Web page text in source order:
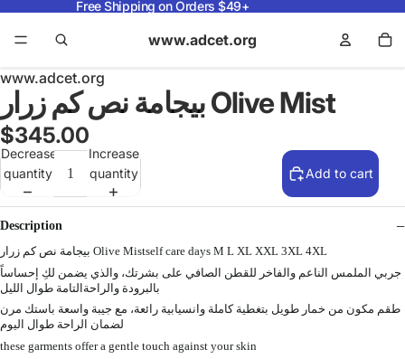
Free Shipping on Orders $49+
www.adcet.org
www.adcet.org
بيجامة نص كم زرار Olive Mist
$345.00
Decrease
quantity
Increase
quantity
Add to cart
Description
بيجامة نص كم زرار Olive Mistself care days M L XL XXL 3XL 4XL
جربي الملمس الناعم والفاخر للقطن الصافي على بشرتك، والذي يضمن لكِ إحساساً
بالبرودة والراحةالتامة طوال الليل
طقم مكون من خمار طويل بتغطية كاملة وانسيابية رائعة، مع جيبة واسعة باستك مرن
لضمان الراحة طوال اليوم
these garments offer a gentle touch against your skin